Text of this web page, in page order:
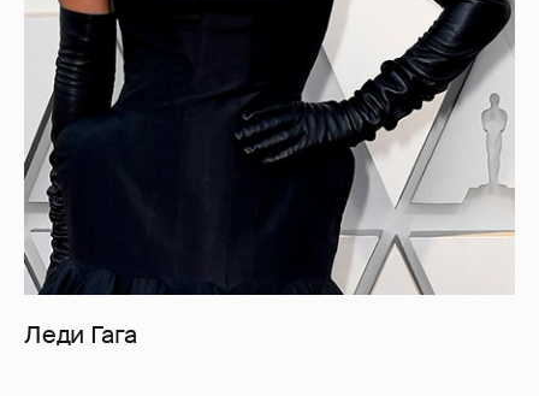
Леди Гага